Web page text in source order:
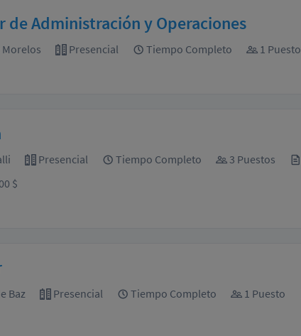
de Administración y Operaciones
Presencial Tiempo Completo 1 Puesto
Presencial Tiempo Completo 3 Puestos
$
Baz Presencial Tiempo Completo 1 Puesto